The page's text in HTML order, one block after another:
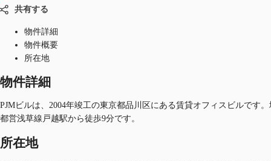
共有する
物件詳細
物件概要
所在地
物件詳細
PJMビルは、2004年竣工の東京都品川区にある賃貸オフィスビルです
都営浅草線戸越駅から徒歩9分です。
所在地